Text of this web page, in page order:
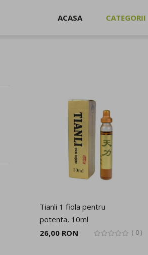
ACASA CATEGORII
Tianli 1 fiola pentru
potenta, 10ml
0
26,00 RON